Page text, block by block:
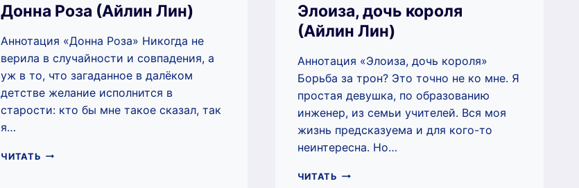
Донна Роза (Айлин Лин)
Аннотация «Донна Роза» Никогда не
верила в случайности и совпадения, а
уж в то, что загаданное в далёком
детстве желание исполнится в
старости: кто бы мне такое сказал, так
я…
ЧИТАТЬ ДОННА
Элоиза, дочь короля
(Айлин Лин)
Аннотация «Элоиза, дочь короля»
Борьба за трон? Это точно не ко мне. Я
простая девушка, по образованию
инженер, из семьи учителей. Вся моя
жизнь предсказуема и для кого-то
неинтересна. Но…
ЧИТАТЬ ЭЛОИЗА,